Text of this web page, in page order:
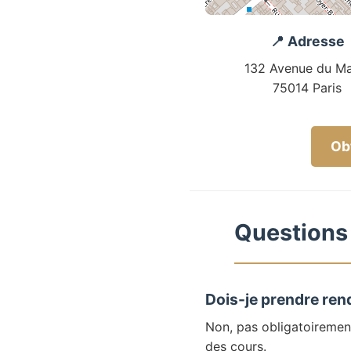
📍 Adresse
132 Avenue du
75014 Paris
Dois-je prendre
Non, pas
des cours.